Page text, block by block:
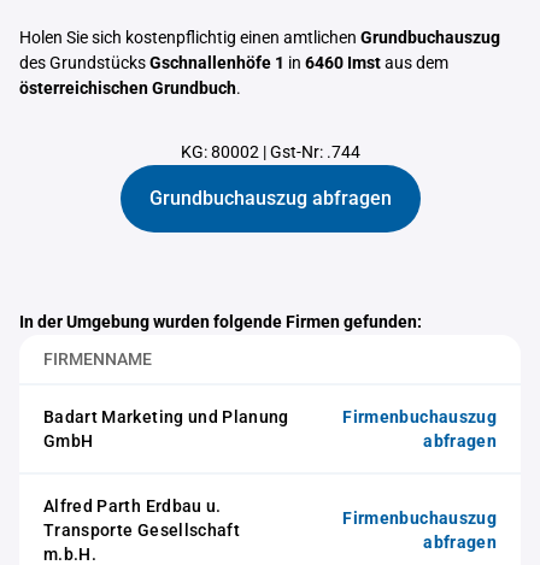
Holen Sie sich kostenpflichtig einen amtlichen Grundbuchauszug
des GrundstücksGschnallenhöfe 1 in 6460 Imstaus dem
österreichischen Grundbuch.
KG: 80002 |Gst-Nr: .744
Grundbuchauszug abfragen
In der Umgebung wurden folgende Firmen gefunden:
FIRMENNAME
Badart Marketing und Planung
GmbH
Firmenbuchauszug
abfragen
Alfred Parth Erdbau u.
Transporte Gesellschaft
m.b.H.
Firmenbuchauszug
abfragen